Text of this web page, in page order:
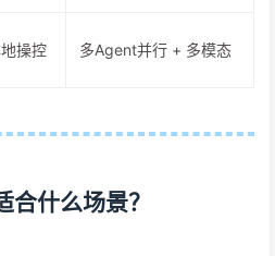
操控 多Agent并行 + 多模态
合什么场景？